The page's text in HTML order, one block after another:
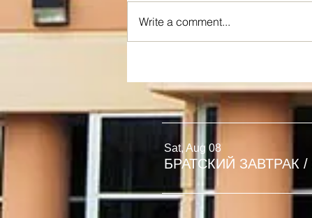
Write a comment...
Sat, Aug 08
БРАТСКИЙ ЗАВТРАК /